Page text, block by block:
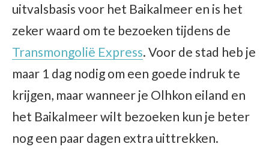
uitvalsbasis voor het Baikalmeer en is het
zeker waard om te bezoeken tijdens de
Transmongolië Express. Voor de stad heb je
maar 1 dag nodig om een goede indruk te
krijgen, maar wanneer je Olhkon eiland en
het Baikalmeer wilt bezoeken kun je beter
nog een paar dagen extra uittrekken.